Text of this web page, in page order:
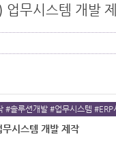
업무시스템 개발
#솔루션개발 #업무시스템
시스템 개발 제작